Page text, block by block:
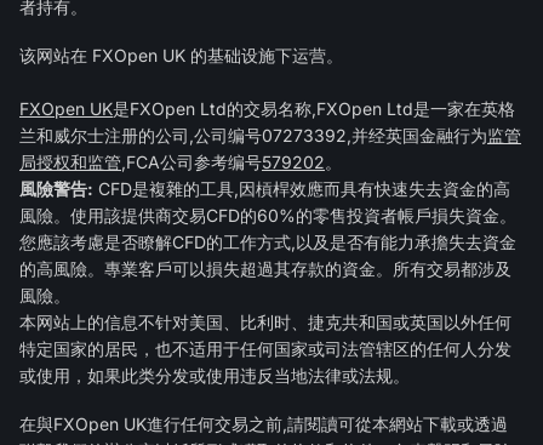
者持有。
该网站在 FXOpen UK 的基础设施下运营。
FXOpen UK是FXOpen Ltd的交易名称,FXOpen Ltd是一家在英格
兰和威尔士注册的公司,公司编号07273392,并经英国金融行为监管
局授权和监管,FCA公司参考编号579202。
風險警告: CFD是複雜的工具,因槓桿效應而具有快速失去資金的高
風險。使用該提供商交易CFD的60%的零售投資者帳戶損失資金。
您應該考慮是否瞭解CFD的工作方式,以及是否有能力承擔失去資金
的高風險。專業客戶可以損失超過其存款的資金。所有交易都涉及
風險。
本网站上的信息不针对美国、比利时、捷克共和国或英国以外任何
特定国家的居民，也不适用于任何国家或司法管辖区的任何人分发
或使用，如果此类分发或使用违反当地法律或法规。
在與FXOpen UK進行任何交易之前,請閱讀可從本網站下載或透過